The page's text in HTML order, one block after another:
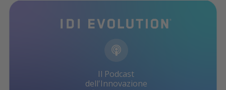
Il Podcast
dell'Innovazione